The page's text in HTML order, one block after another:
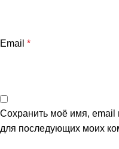
Email *
Сохранить моё имя, email
для последующих моих